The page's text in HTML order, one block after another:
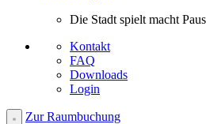
Die Stadt spielt macht
Kontakt
FAQ
Downloads
Login
Zur Raumbuchung